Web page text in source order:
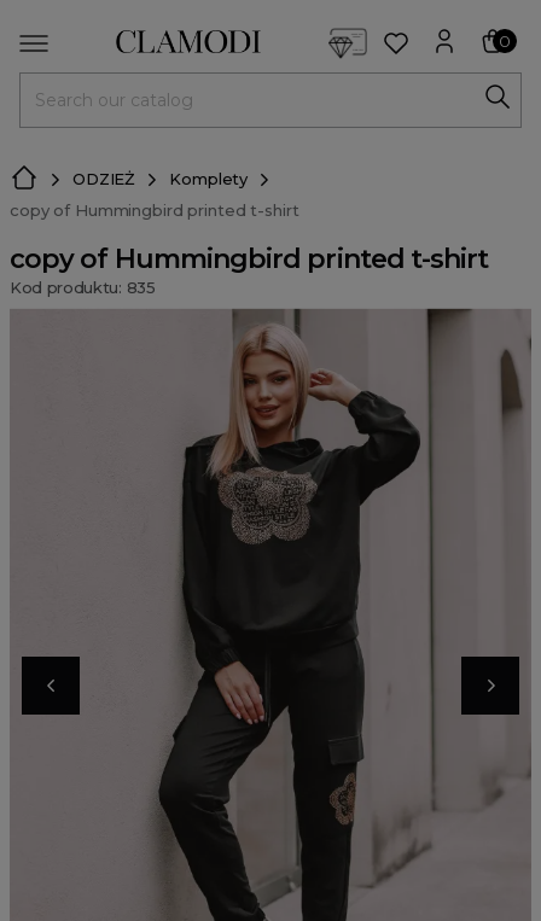
0
ODZIEŻ
Komplety
copy of Hummingbird printed t-shirt
copy of Hummingbird printed t-shirt
Kod produktu: 835